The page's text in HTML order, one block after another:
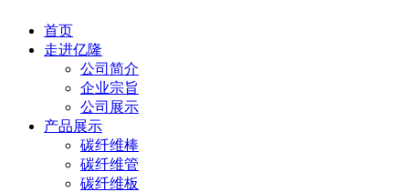
首页
走进亿隆
公司简介
企业宗旨
公司展示
产品展示
碳纤维棒
碳纤维管
碳纤维板